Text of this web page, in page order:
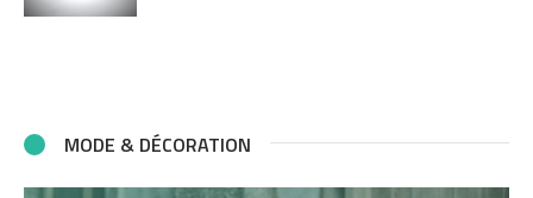
MODE & DÉCORATION